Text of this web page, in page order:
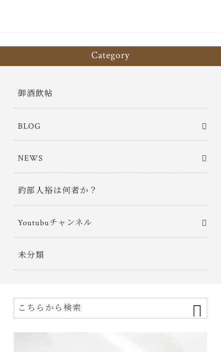
Category
御酒飲帖
BLOG
NEWS
釣部人裕は何者か？
Youtubuチャンネル
未分類